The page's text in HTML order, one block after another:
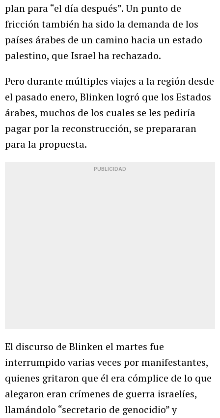
plan para “el día después”. Un punto de
fricción también ha sido la demanda de los
países árabes de un camino hacia un estado
palestino, que Israel ha rechazado.
Pero durante múltiples viajes a la región desde
el pasado enero, Blinken logró que los Estados
árabes, muchos de los cuales se les pediría
pagar por la reconstrucción, se prepararan
para la propuesta.
PUBLICIDAD
El discurso de Blinken el martes fue
interrumpido varias veces por manifestantes,
quienes gritaron que él era cómplice de lo que
alegaron eran crímenes de guerra israelíes,
llamándolo “secretario de genocidio” y